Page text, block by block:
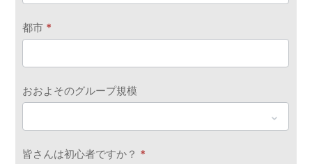
都市 *
おおよそのグループ規模
皆さんは初心者ですか？ *